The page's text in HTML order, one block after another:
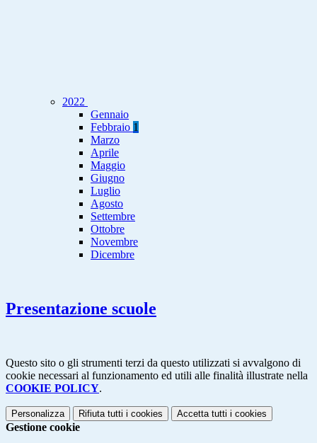
2022
Gennaio
Febbraio 1
Marzo
Aprile
Maggio
Giugno
Luglio
Agosto
Settembre
Ottobre
Novembre
Dicembre
Presentazione scuole
Questo sito o gli strumenti terzi da questo utilizzati si avvalgono di
cookie necessari al funzionamento ed utili alle finalità illustrate nella
COOKIE POLICY.
Personalizza Rifiuta tutti i cookies Accetta tutti i cookies
Gestione cookie